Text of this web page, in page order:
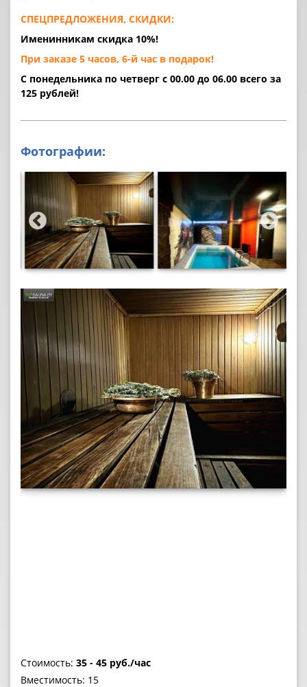
СПЕЦПРЕДЛОЖЕНИЯ, СКИДКИ:
Именинникам скидка 10%!
При заказе 5 часов, 6-й час в подарок!
С понедельника по четверг с 00.00 до 06.00 всего за
125 рублей!
Фотографии:
Стоимость: 35 - 45 руб./час
Вместимость: 15